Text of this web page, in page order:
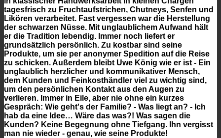
tagesfrisch zu Fruchtaufstrichen, Chutneys, Senfen und
Likören verarbeitet. Fast vergessen war die Herstellung
der schwarzen Nüsse. Mit unglaublichem Aufwand hält
er die Tradition lebendig. Immer noch liefert er
grundsätzlich persönlich. Zu kostbar sind seine
Produkte, um sie per anonymer Spedition auf die Reise
zu schicken. Außerdem bleibt Uwe König wie er ist - Ein
unglaublich herzlicher und kommunikativer Mensch,
dem Kunden und Feinkosthändler viel zu wichtig sind,
um den persönlichen Kontakt aus den Augen zu
verlieren. Immer in Eile, aber nie ohne ein kurzes
Gespräch: Wie geht's der Familie? - Was liegt an? - Ich
hab da eine Idee… Wäre das was?! Was sagen die
Kunden? Keine Begegnung ohne Tiefgang. Ihn vergisst
man nie wieder - genau, wie seine Produkte!